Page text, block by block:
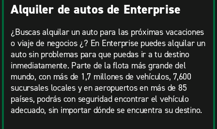
Alquiler de autos de Enterprise
¿Buscas alquilar un auto para las próximas vacaciones
o viaje de negocios ¿? En Enterprise puedes alquilar un
auto sin problemas para que puedas ir a tu destino
inmediatamente. Parte de la flota más grande del
mundo, con más de 1,7 millones de vehículos, 7,600
sucursales locales y en aeropuertos en más de 85
países, podrás con seguridad encontrar el vehículo
adecuado, sin importar dónde se encuentra su destino.